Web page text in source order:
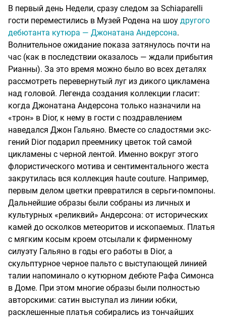
В первый день Недели, сразу следом за Schiaparelli
гости переместились в Музей Родена на шоу другого
дебютанта кутюра — Джонатана Андерсона.
Волнительное ожидание показа затянулось почти на
час (как в последствии оказалось — ждали прибытия
Рианны). За это время можно было во всех деталях
рассмотреть перевернутый луг из дикого цикламена
над головой. Легенда создания коллекции гласит:
когда Джонатана Андерсона только назначили на
«трон» в Dior, к нему в гости с поздравлением
наведался Джон Гальяно. Вместе со сладостями экс-
гений Dior подарил преемнику цветок той самой
цикламены с черной лентой. Именно вокруг этого
флористического мотива и сентиментального жеста
закрутилась вся коллекция haute couture. Например,
первым делом цветки превратился в серьги-помпоны.
Дальнейшие образы были собраны из личных и
культурных «реликвий» Андерсона: от исторических
камей до осколков метеоритов и ископаемых. Платья
с мягким косым кроем отсылали к фирменному
силуэту Гальяно в годы его работы в Dior, а
скульптурное черное пальто с выступающей линией
талии напоминало о кутюрном дебюте Рафа Симонса
в Доме. При этом многие образы были полностью
авторскими: сатин выступал из линии юбки,
расклешенные платья собирались из тончайших